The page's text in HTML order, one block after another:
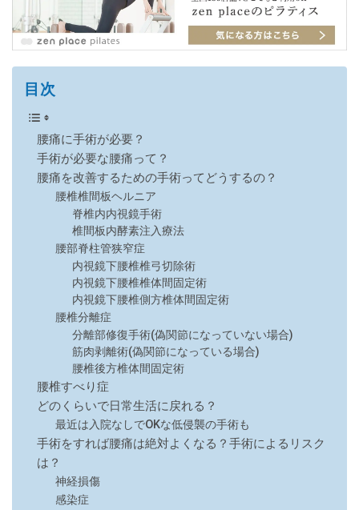
目次
腰痛に手術が必要？
手術が必要な腰痛って？
腰痛を改善するための手術ってどうするの？
腰椎椎間板ヘルニア
脊椎内内視鏡手術
椎間板内酵素注入療法
腰部脊柱管狭窄症
内視鏡下腰椎椎弓切除術
内視鏡下腰椎椎体間固定術
内視鏡下腰椎側方椎体間固定術
腰椎分離症
分離部修復手術(偽関節になっていない場合)
筋肉剥離術(偽関節になっている場合)
腰椎後方椎体間固定術
腰椎すべり症
どのくらいで日常生活に戻れる？
最近は入院なしでOKな低侵襲の手術も
手術をすれば腰痛は絶対よくなる？手術によるリスク
は？
神経損傷
感染症